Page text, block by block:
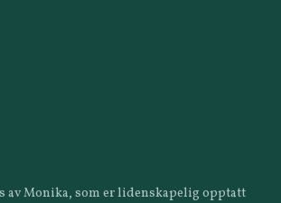
av Monika, som er lidenskapelig opptatt